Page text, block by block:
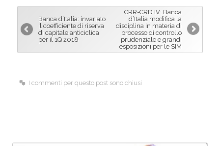
b
o
e
d
I
n
l
Banca d’Italia: invariato
il coefficiente di riserva
di capitale anticiclica
per il 1Q 2018
CRR-CRD IV: Banca
d’Italia modifica la
disciplina in materia di
processo di controllo
prudenziale e grandi
esposizioni per le SIM
I commenti per questo post sono chiusi